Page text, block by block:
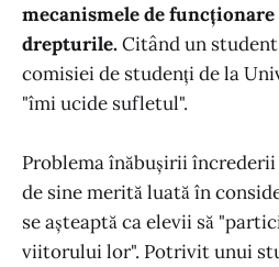
mecanismele de funcționare
drepturile.Citând un
comisiei de studenți de la
"îmi ucide sufletul".
Problema înăbușirii
de sine merită luată în
se așteaptă ca elevii să
viitorului lor". Potrivit unui